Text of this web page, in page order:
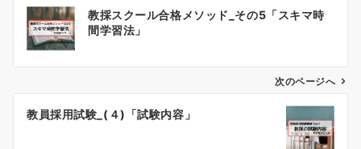
教採スクール合格メソッド_その5「スキマ時
間学習法」
次のページへ
教員採用試験_(４)「試験内容」